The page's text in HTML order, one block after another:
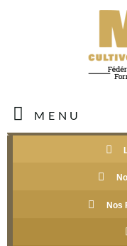
MENU
Nos